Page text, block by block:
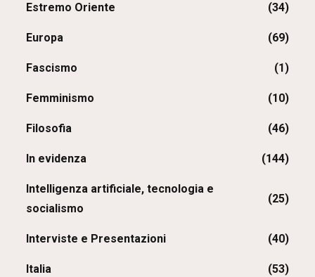
Estremo Oriente (34)
Europa (69)
Fascismo (1)
Femminismo (10)
Filosofia (46)
In evidenza (144)
Intelligenza artificiale, tecnologia e
socialismo
(25)
Interviste e Presentazioni (40)
Italia (53)